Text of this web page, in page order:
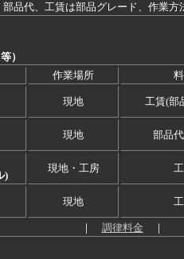
品代、工賃は部品グレード、作業方
）
作業場所
現地 工賃(部
現地 部品
)
現地・工房
現地
｜ 調律料金 ｜